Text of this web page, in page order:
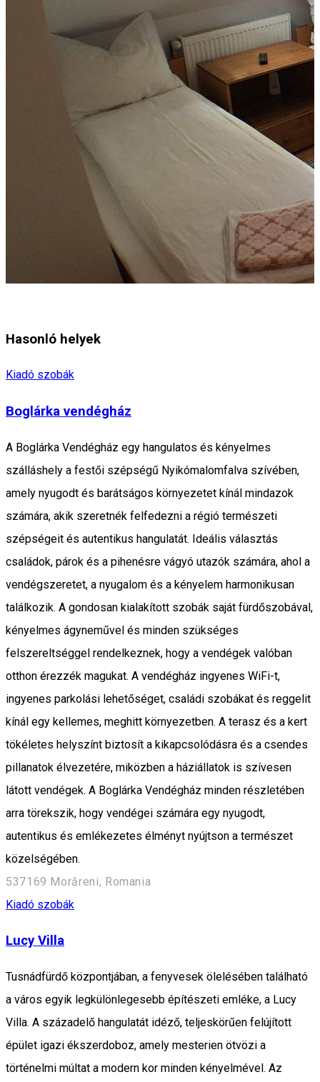
Hasonló helyek
Kiadó szobák
Boglárka vendégház
A Boglárka Vendégház egy hangulatos és kényelmes
szálláshely a festői szépségű Nyikómalomfalva szívében,
amely nyugodt és barátságos környezetet kínál mindazok
számára, akik szeretnék felfedezni a régió természeti
szépségeit és autentikus hangulatát. Ideális választás
családok, párok és a pihenésre vágyó utazók számára, ahol a
vendégszeretet, a nyugalom és a kényelem harmonikusan
találkozik. A gondosan kialakított szobák saját fürdőszobával,
kényelmes ágyneművel és minden szükséges
felszereltséggel rendelkeznek, hogy a vendégek valóban
otthon érezzék magukat. A vendégház ingyenes WiFi-t,
ingyenes parkolási lehetőséget, családi szobákat és reggelit
kínál egy kellemes, meghitt környezetben. A terasz és a kert
tökéletes helyszínt biztosít a kikapcsolódásra és a csendes
pillanatok élvezetére, miközben a háziállatok is szívesen
látott vendégek. A Boglárka Vendégház minden részletében
arra törekszik, hogy vendégei számára egy nyugodt,
autentikus és emlékezetes élményt nyújtson a természet
közelségében.
537169 Morăreni, Romania
Kiadó szobák
Lucy Villa
Tusnádfürdő központjában, a fenyvesek ölelésében található
a város egyik legkülönlegesebb építészeti emléke, a Lucy
Villa. A századelő hangulatát idéző, teljeskörűen felújított
épület igazi ékszerdoboz, amely mesterien ötvözi a
történelmi múltat a modern kor minden kényelmével. Az